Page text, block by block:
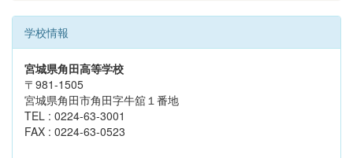
学校情報
宮城県角田高等学校
〒981-1505
宮城県角田市角田字牛舘１番地
TEL : 0224-63-3001
FAX : 0224-63-0523